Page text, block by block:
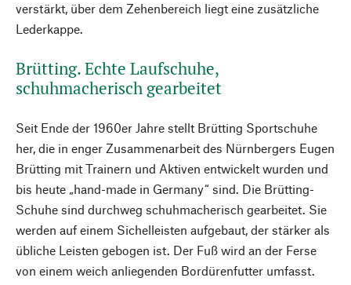
verstärkt, über dem Zehenbereich liegt eine zusätzliche
Lederkappe.
Brütting. Echte Laufschuhe,
schuhmacherisch gearbeitet
Seit Ende der 1960er Jahre stellt Brütting Sportschuhe
her, die in enger Zusammenarbeit des Nürnbergers Eugen
Brütting mit Trainern und Aktiven entwickelt wurden und
bis heute „hand-made in Germany“ sind. Die Brütting-
Schuhe sind durchweg schuhmacherisch gearbeitet. Sie
werden auf einem Sichelleisten aufgebaut, der stärker als
übliche Leisten gebogen ist. Der Fuß wird an der Ferse
von einem weich anliegenden Bordürenfutter umfasst.